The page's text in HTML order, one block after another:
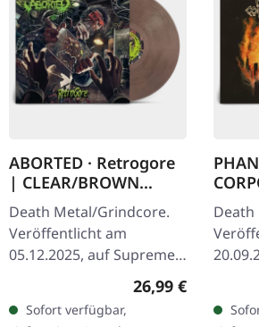
ABORTED · Retrogore
| CLEAR/BROWN
MARBLED LP
Death Metal/Grindcore.
Veröffentlicht am
05.12.2025, auf Supreme
Clear/Braun "Zombified
Cream" marmoriertes
Regulärer Preis:
26,99 €
Sofort verfügbar,
Death
Vinyl